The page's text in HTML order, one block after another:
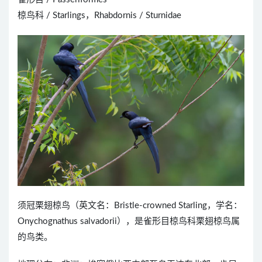
椋鸟科 / Starlings，Rhabdornis / Sturnidae
须冠栗翅椋鸟（英文名：Bristle-crowned Starling，学名：
Onychognathus salvadorii），是雀形目椋鸟科栗翅椋鸟属
的鸟类。